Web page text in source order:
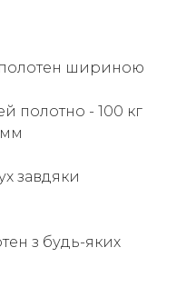
полотен шириною
полотно - 100 кг
завдяки
з будь-яких